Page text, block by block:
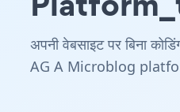
अपनी वेबसाइट पर बिना
AG A Microblog